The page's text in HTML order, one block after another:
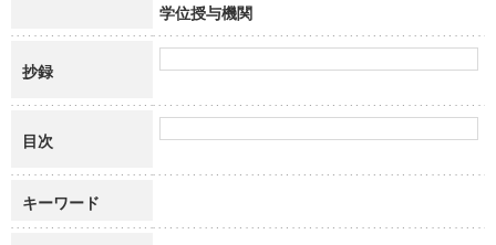
学位授与機関
抄録
目次
キーワード